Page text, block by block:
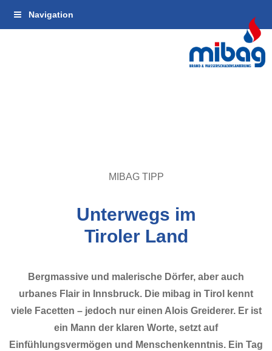
Navigation
MIBAG TIPP
Unterwegs im
Tiroler Land
Bergmassive und malerische Dörfer, aber auch
urbanes Flair in Innsbruck. Die mibag in Tirol kennt
viele Facetten – jedoch nur einen Alois Greiderer. Er ist
ein Mann der klaren Worte, setzt auf
Einfühlungsvermögen und Menschenkenntnis. Ein Tag